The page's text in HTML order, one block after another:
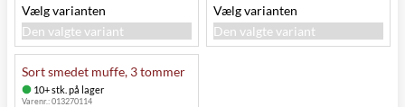
Vælg varianten
Den valgte variant
Vælg varianten
Den valgte variant
Sort smedet muffe, 3 tommer
10+ stk. på lager
Varenr.:013270114